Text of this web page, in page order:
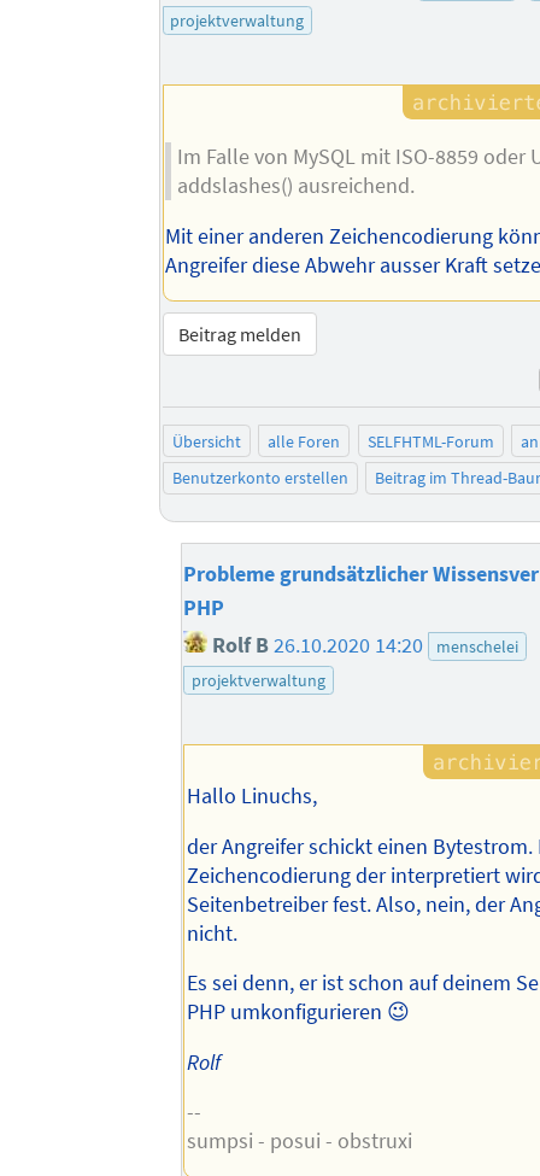
projektverwaltung
Im Falle von MySQL mit ISO-8859 oder
addslashes() ausreichend.
Mit einer anderen Zeichencodierung
Angreifer diese Abwehr ausser Kraft
Beitrag melden
Übersicht alle Foren SELFHTML-Forum
Benutzerkonto erstellen
Beitrag im Thread-
Probleme grundsätzlicher
PHP
Rolf B26.10.2020 14:20
menschelei
projektverwaltung
Hallo Linuchs,
der Angreifer schickt einen
Zeichencodierung der interpretiert
Seitenbetreiber fest. Also, nein, der
nicht.
Es sei denn, er ist schon auf deinem
PHP umkonfigurieren 😉
Rolf
--
sumpsi - posui - obstruxi